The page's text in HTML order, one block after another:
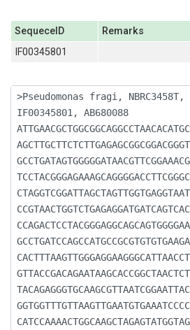
SequeceID
Remarks
IF00345801